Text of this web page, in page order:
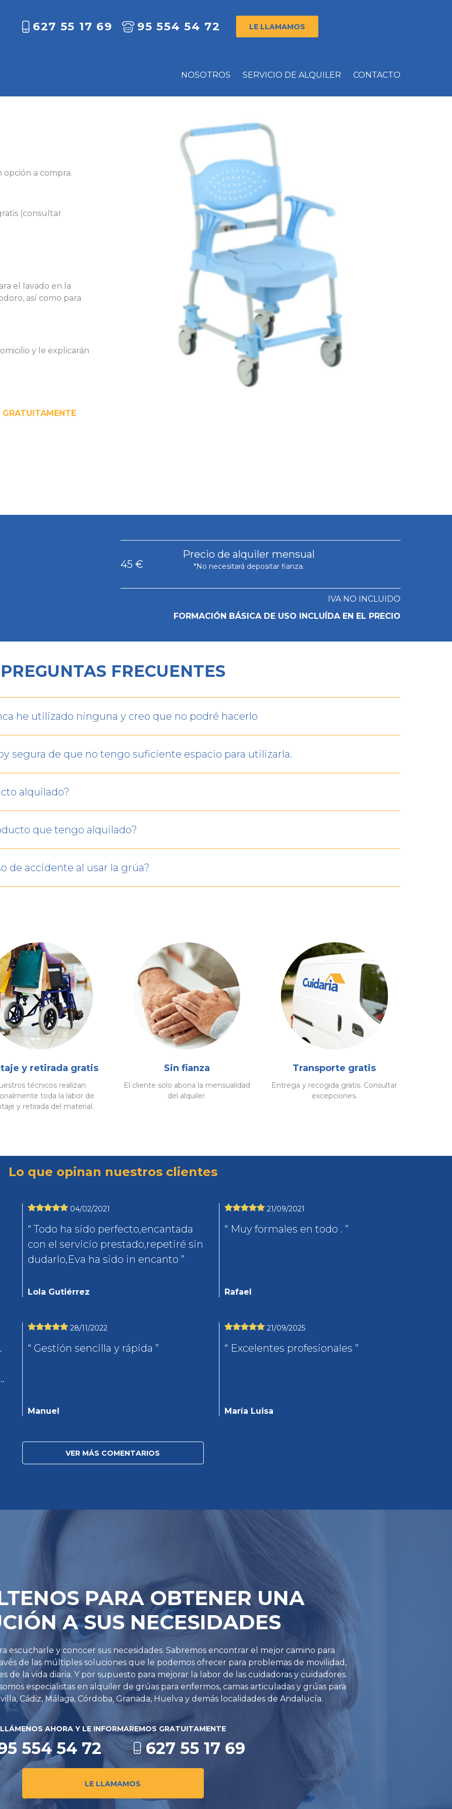
627 55 17 69 95 554 54 72 LE LLAMAMOS
NOSOTROS SERVICIO DE ALQUILER CONTACTO
a compra.
(consultar
el lavado en la
así como para
y le explicarán
45 €
Precio de alquiler mensual
No necesitará depositar fianza.
IVA NO INCLUIDO
FORMACIÓN BÁSICA DE USO INCLUÍDA EN EL PRECIO
PREGUNTAS FRECUENTES
he utilizado ninguna y creo que no podré hacerlo
segura de que no tengo suficiente espacio para utilizarla.
alquilado?
que tengo alquilado?
de accidente al usar la grúa?
y retirada gratis
técnicos realizan
toda la labor de
y retirada del material.
Sin fianza
El cliente solo abona la mensualidad
del alquiler.
Transporte gratis
Entrega y recogida gratis. Consultar
excepciones.
Lo que opinan nuestros clientes
04/02/2021
Todo ha sido perfecto,encantada
con el servicio prestado,repetiré sin
dudarlo,Eva ha sido in encanto
Lola Gutiérrez
21/09/2021
Muy formales en todo .
Rafael
28/11/2022
Gestión sencilla y rápida
Manuel
21/09/2025
Excelentes profesionales
María Luisa
VER MÁS COMENTARIOS
PARA OBTENER UNA
A SUS NECESIDADES
escucharle y conocer sus necesidades. Sabremos encontrar el mejor camino para
de las múltiples soluciones que le podemos ofrecer para problemas de movilidad,
de la vida diaria. Y por supuesto para mejorar la labor de las cuidadoras y cuidadores.
especialistas en alquiler de grúas para enfermos, camas articuladas y grúas para
Cádiz, Málaga, Córdoba, Granada, Huelva y demás localidades de Andalucía.
LLÁMENOS AHORA Y LE INFORMAREMOS GRATUITAMENTE
554 54 72 627 55 17 69
LE LLAMAMOS